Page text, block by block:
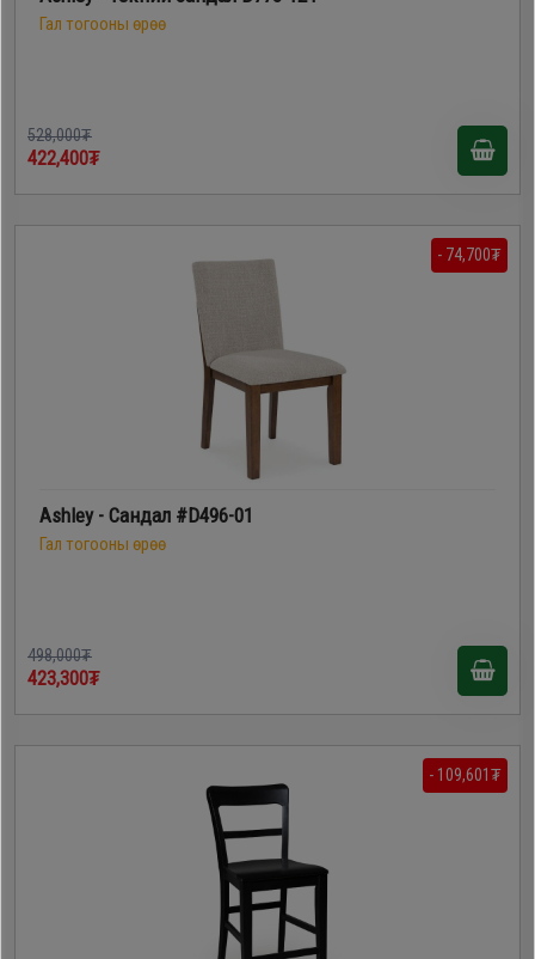
Гал тогооны өрөө
528,000₮
422,400₮
- 74,700₮
Ashley - Сандал #D496-01
Гал тогооны өрөө
498,000₮
423,300₮
- 109,601₮